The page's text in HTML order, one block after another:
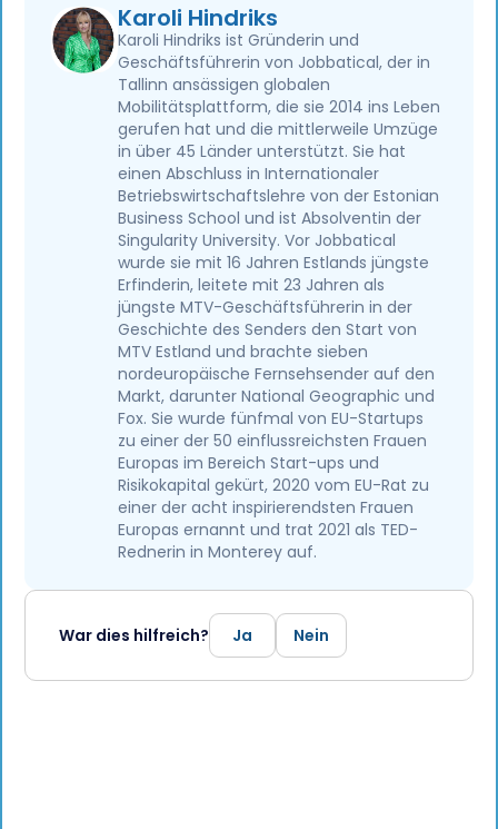
Karoli Hindriks
Karoli Hindriks ist Gründerin und
Geschäftsführerin von Jobbatical, der in
Tallinn ansässigen globalen
Mobilitätsplattform, die sie 2014 ins Leben
gerufen hat und die mittlerweile Umzüge
in über 45 Länder unterstützt. Sie hat
einen Abschluss in Internationaler
Betriebswirtschaftslehre von der Estonian
Business School und ist Absolventin der
Singularity University. Vor Jobbatical
wurde sie mit 16 Jahren Estlands jüngste
Erfinderin, leitete mit 23 Jahren als
jüngste MTV-Geschäftsführerin in der
Geschichte des Senders den Start von
MTV Estland und brachte sieben
nordeuropäische Fernsehsender auf den
Markt, darunter National Geographic und
Fox. Sie wurde fünfmal von EU-Startups
zu einer der 50 einflussreichsten Frauen
Europas im Bereich Start-ups und
Risikokapital gekürt, 2020 vom EU-Rat zu
einer der acht inspirierendsten Frauen
Europas ernannt und trat 2021 als TED-
Rednerin in Monterey auf.
War dies hilfreich? Ja Nein